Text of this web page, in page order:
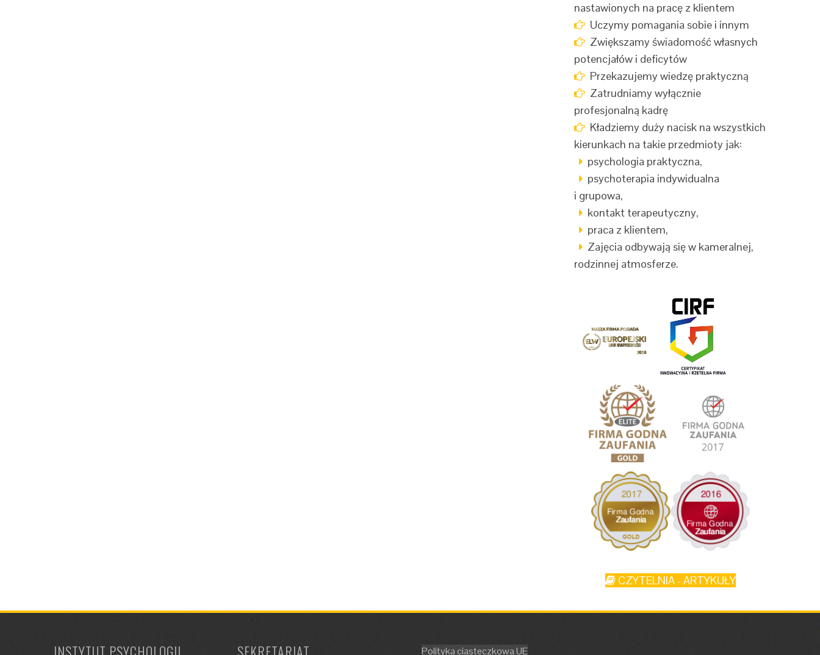
nastawionych na pracę z klientem
Uczymy pomagania sobie i innym
Zwiększamy świadomość własnych
potencjałów i deficytów
Przekazujemy wiedzę praktyczną
Zatrudniamy wyłącznie
profesjonalną kadrę
Kładziemy duży nacisk na wszystkich
kierunkach na takie przedmioty jak:
psychologia praktyczna,
psychoterapia indywidualna
i grupowa,
kontakt terapeutyczny,
praca z klientem,
Zajęcia odbywają się w kameralnej,
rodzinnej atmosferze.
CZYTELNIA - ARTYKUŁY
Polityka ciasteczkowa UE